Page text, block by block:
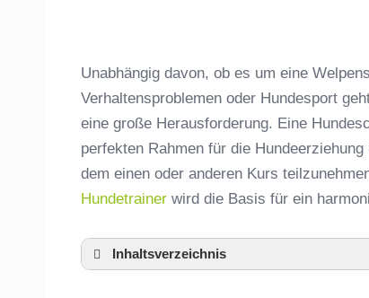
Unabhängig davon, ob es um eine
Verhaltensproblemen oder Hundesport
eine große Herausforderung. Eine
perfekten Rahmen für die
dem einen oder anderen Kurs
Hundetrainer wird die Basis für ein
Inhaltsverzeichnis